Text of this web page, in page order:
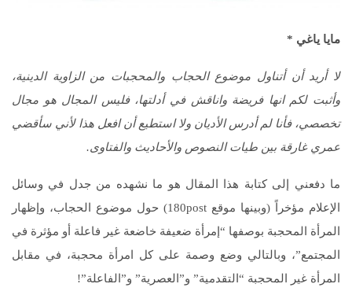
مايا ياغي *
لا أريد أن أتناول موضوع الحجاب والمحجبات من الزاوية الدينية،
وأثبت لكم انها فريضة واناقش في أدلتها، فليس المجال هو مجال
تخصصي، فأنا لم أدرس الأديان ولا استطيع أن افعل هذا لأني سأقضي
عمري غارقة بين طيات النصوص والأحاديث والفتاوى.
ما دفعني إلى كتابة هذا المقال هو ما نشهده من جدل في وسائل
الإعلام مؤخراً (وبينها موقع 180post) حول موضوع الحجاب، وإظهار
المرأة المحجبة بوصفها “إمرأة ضعيفة خاضعة غير فاعلة أو مؤثرة في
المجتمع”، وبالتالي وضع وصمة على كل امرأة محجبة، في مقابل
المرأة غير المحجبة “التقدمية” و”العصرية” و”الفاعلة”!